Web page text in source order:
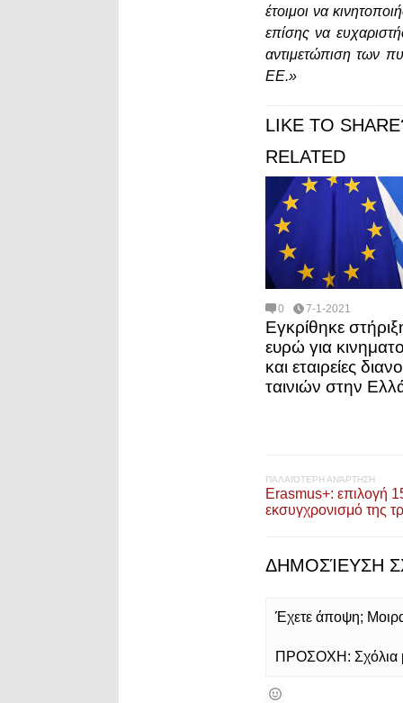
έτοιμοι να
επίσης να
αντιμετώπιση των
ΕΕ.»
LIKE TO
RELATED
0 7-1-2021
Εγκρίθηκε
ευρώ για
και εταιρείες
ταινιών στην
ΠΑΛΑΙΌΤΕΡΗ ΑΝΆΡΤΗΣΗ
Erasmus+: επιλογή
εκσυγχρονισμό της
ΔΗΜΟΣΊΕΥΣΗ
Έχετε άποψη;
ΠΡΟΣΟΧΗ: Σχόλια